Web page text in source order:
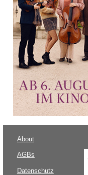
About
AGBs
Datenschutz